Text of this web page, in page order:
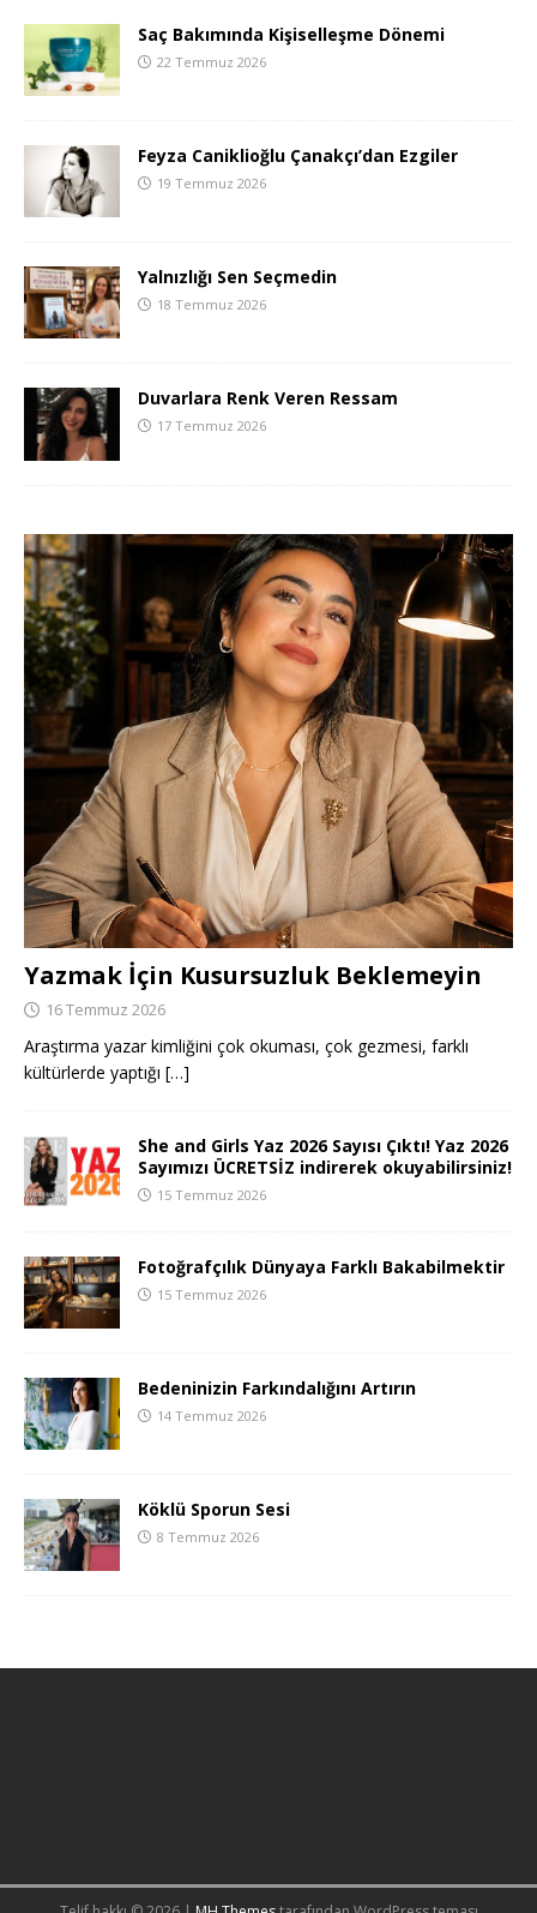
Saç Bakımında Kişiselleşme Dönemi
22 Temmuz 2026
Feyza Caniklioğlu Çanakçı’dan Ezgiler
19 Temmuz 2026
Yalnızlığı Sen Seçmedin
18 Temmuz 2026
Duvarlara Renk Veren Ressam
17 Temmuz 2026
Yazmak İçin Kusursuzluk Beklemeyin
16 Temmuz 2026
Araştırma yazar kimliğini çok okuması, çok gezmesi, farklı
kültürlerde yaptığı […]
She and Girls Yaz 2026 Sayısı Çıktı! Yaz 2026
Sayımızı ÜCRETSİZ indirerek okuyabilirsiniz!
15 Temmuz 2026
Fotoğrafçılık Dünyaya Farklı Bakabilmektir
15 Temmuz 2026
Bedeninizin Farkındalığını Artırın
14 Temmuz 2026
Köklü Sporun Sesi
8 Temmuz 2026